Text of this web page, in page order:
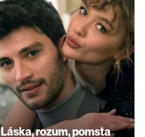
Láska, rozum, pomsta